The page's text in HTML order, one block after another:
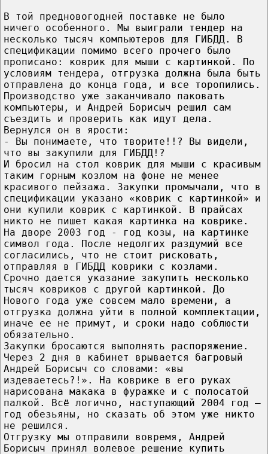
В той предновогодней поставке не было
ничего особенного. Мы выиграли тендер на
несколько тысяч компьютеров для ГИБДД. В
спецификации помимо всего прочего было
прописано: коврик для мыши с картинкой. По
условиям тендера, отгрузка должна была быть
отправлена до конца года, и все торопились.
Производство уже заканчивало паковать
компьютеры, и Андрей Борисыч решил сам
съездить и проверить как идут дела.
Вернулся он в ярости:
- Вы понимаете, что творите!!? Вы видели,
что вы закупили для ГИБДД!?
И бросил на стол коврик для мыши с красивым
таким горным козлом на фоне не менее
красивого пейзажа. Закупки промычали, что в
спецификации указано «коврик с картинкой» и
они купили коврик с картинкой. В прайсах
никто не пишет какая картинка на коврике.
На дворе 2003 год - год козы, на картинке
символ года. После недолгих раздумий все
согласились, что не стоит рисковать,
отправляя в ГИБДД коврики с козлами.
Срочно дается указание закупить несколько
тысяч ковриков с другой картинкой. До
Нового года уже совсем мало времени, а
отгрузка должна уйти в полной комплектации,
иначе ее не примут, и сроки надо соблюсти
обязательно.
Закупки бросаются выполнять распоряжение.
Через 2 дня в кабинет врывается багровый
Андрей Борисыч со словами: «вы
издеваетесь?!». На коврике в его руках
нарисована макака в фуражке и с полосатой
палкой. Всё логично, наступающий 2004 год –
год обезьяны, но сказать об этом уже никто
не решился.
Отгрузку мы отправили вовремя, Андрей
Борисыч принял волевое решение купить